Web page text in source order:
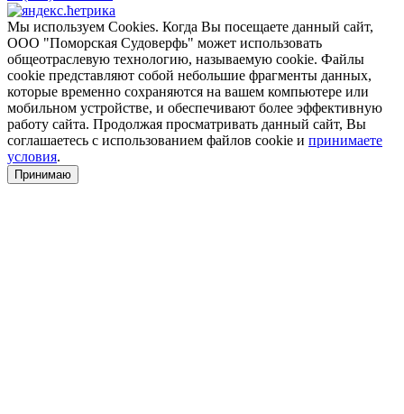
Мы используем Cookies. Когда Вы посещаете данный сайт,
ООО "Поморская Судоверфь" может использовать
общеотраслевую технологию, называемую cookie. Файлы
cookie представляют собой небольшие фрагменты данных,
которые временно сохраняются на вашем компьютере или
мобильном устройстве, и обеспечивают более эффективную
работу сайта. Продолжая просматривать данный сайт, Вы
соглашаетесь с использованием файлов cookie и принимаете
условия.
Принимаю